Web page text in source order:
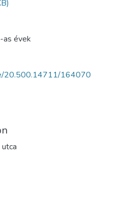
évek
20.500.14711/164070